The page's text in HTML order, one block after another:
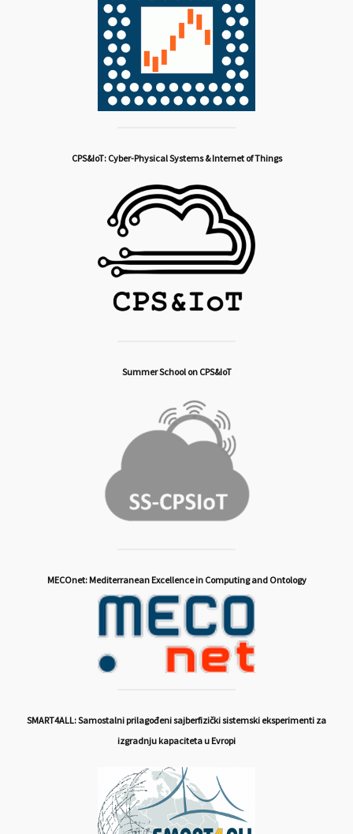
CPS&IoT: Cyber-Physical Systems & Internet of Things
Summer School on CPS&IoT
MECOnet: Mediterranean Excellence in Computing and Ontology
SMART4ALL: Samostalni prilagođeni sajberfizički sistemski eksperimenti za
izgradnju kapaciteta u Evropi